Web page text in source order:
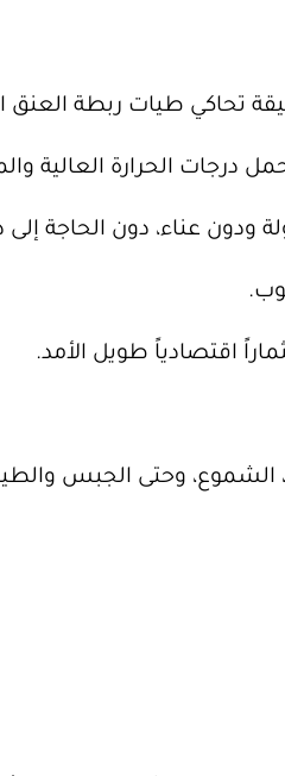
تحاكي طيات ربطة العنق
ودون عناء، دون الحاجة إلى
اقتصادياً طويل الأمد.
الشموع، وحتى الجبس